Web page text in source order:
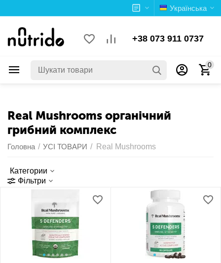
Українська
+38 073 911 0737
0
Real Mushrooms органічний
грибний комплекс
Головна / УСІ ТОВАРИ / Real Mushrooms
Категории
Фільтри